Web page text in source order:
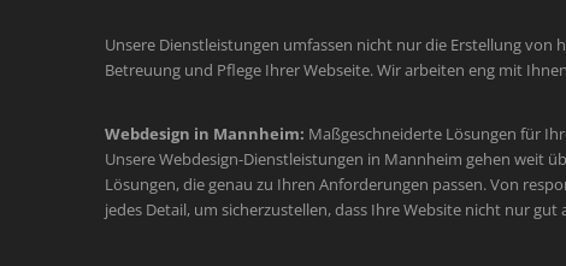
Unsere Dienstleistungen umfassen nicht nur die Erstellung
Betreuung und Pflege Ihrer Webseite. Wir arbeiten eng mit
Webdesign in Mannheim: Maßgeschneiderte Lösungen für
Unsere Webdesign-Dienstleistungen in Mannheim gehen weit
Lösungen, die genau zu Ihren Anforderungen passen. Von
jedes Detail, um sicherzustellen, dass Ihre Website nicht nur